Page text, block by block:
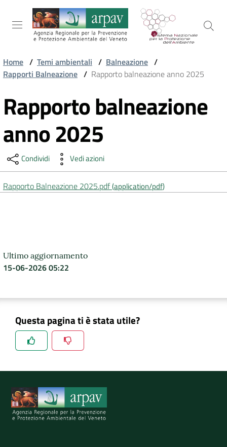
Salta al contenuto
Salta alla navigazione
Salta al footer
ARPAV
TEMI
AMBIENTALI
TERRITORIO
AMBIENTALI
Seguici
su
Home / Temi ambientali / Balneazione /
Rapporti Balneazione / Rapporto balneazione anno 2025
Vai al contenuto
Rapporto balneazione
anno 2025
Condividi Vedi azioni
Rapporto Balneazione 2025.pdf(application/pdf)
Ultimo aggiornamento
15-06-2026 05:22
Questa pagina ti è stata utile?
Spiegaci perchè, e aiutaci a migliorare il servizio